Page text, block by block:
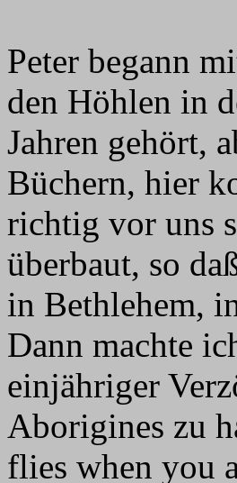
Peter begann
den Höhlen in
Jahren gehört,
Büchern, hier
richtig vor uns
überbaut, so
in Bethlehem,
Dann machte
einjähriger
Aborigines zu
flies when you